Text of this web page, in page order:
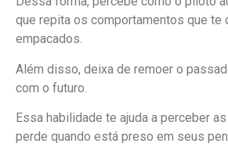
que repita os comportamentos que te
empacados.
Além disso, deixa de remoer o
com o futuro.
Essa habilidade te ajuda a perceber
perde quando está preso em seus